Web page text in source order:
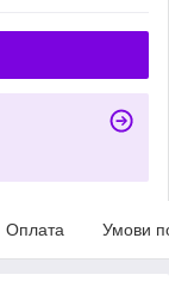
Оплата Умови